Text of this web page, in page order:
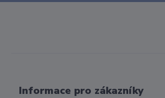
Informace pro zákazníky